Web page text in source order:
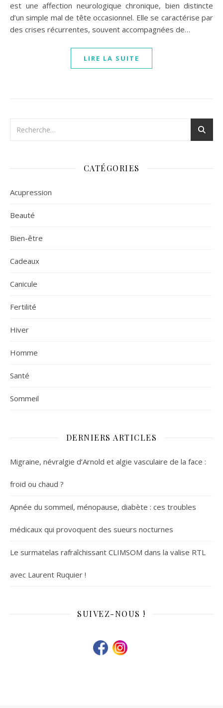
est une affection neurologique chronique, bien distincte
d’un simple mal de tête occasionnel. Elle se caractérise par
des crises récurrentes, souvent accompagnées de…
LIRE LA SUITE
CATÉGORIES
Acupression
Beauté
Bien-être
Cadeaux
Canicule
Fertilité
Hiver
Homme
Santé
Sommeil
DERNIERS ARTICLES
Migraine, névralgie d’Arnold et algie vasculaire de la face :
froid ou chaud ?
Apnée du sommeil, ménopause, diabète : ces troubles
médicaux qui provoquent des sueurs nocturnes
Le surmatelas rafraîchissant CLIMSOM dans la valise RTL
avec Laurent Ruquier !
SUIVEZ-NOUS !